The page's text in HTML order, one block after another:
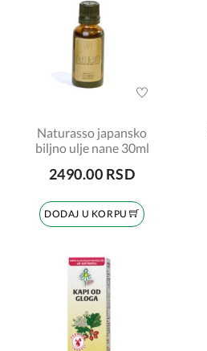
Naturasso japansko
biljno ulje nane 30ml
2490.00 RSD
DODAJ U KORPU